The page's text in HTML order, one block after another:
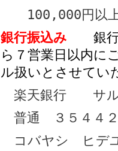
100,000円
銀行振込み 銀
ら７営業日以内に
ル扱いとさせてい
楽天銀行 サル
普通 ３５４４
コバヤシ ヒデ